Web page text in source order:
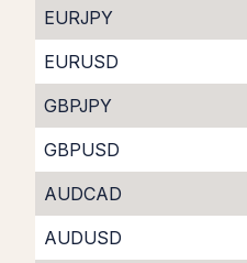
EURJPY
EURUSD
GBPJPY
GBPUSD
AUDCAD
AUDUSD